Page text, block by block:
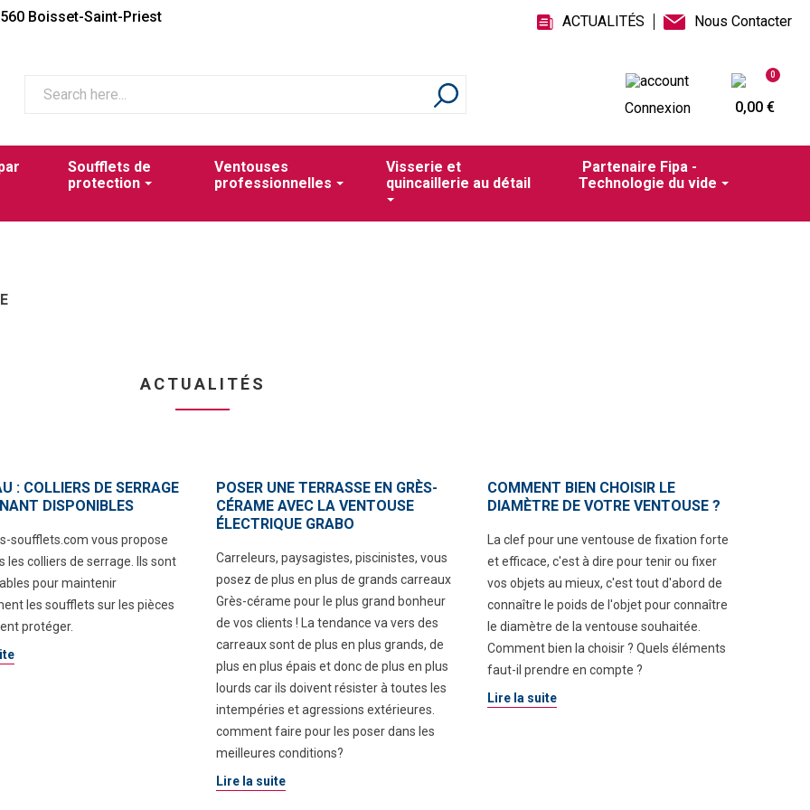
Boisset-Saint-Priest ACTUALITÉS Nous Contacter
Connexion
0
0,00 €
Soufflets de
protection
Ventouses
professionnelles
Visserie et
quincaillerie au détail
Partenaire Fipa -
Technologie du vide
ACTUALITÉS
: COLLIERS DE SERRAGE
DISPONIBLES
soufflets.com vous propose
les colliers de serrage. Ils sont
pour maintenir
les soufflets sur les pièces
protéger.
POSER UNE TERRASSE EN GRÈS-
CÉRAME AVEC LA VENTOUSE
ÉLECTRIQUE GRABO
Carreleurs, paysagistes, piscinistes, vous
posez de plus en plus de grands carreaux
Grès-cérame pour le plus grand bonheur
de vos clients ! La tendance va vers des
carreaux sont de plus en plus grands, de
plus en plus épais et donc de plus en plus
lourds car ils doivent résister à toutes les
intempéries et agressions extérieures.
comment faire pour les poser dans les
meilleures conditions?
Lire la suite
COMMENT BIEN CHOISIR LE
DIAMÈTRE DE VOTRE VENTOUSE ?
La clef pour une ventouse de fixation forte
et efficace, c'est à dire pour tenir ou fixer
vos objets au mieux, c'est tout d'abord de
connaître le poids de l'objet pour connaître
le diamètre de la ventouse souhaitée.
Comment bien la choisir ? Quels éléments
faut-il prendre en compte ?
Lire la suite